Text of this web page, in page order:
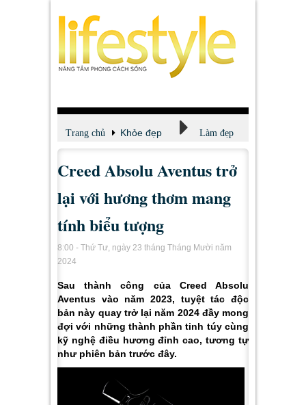
Trang chủ Khỏe đẹp Làm đẹp
Creed Absolu Aventus trở
lại với hương thơm mang
tính biểu tượng
8:00 - Thứ Tư, ngày 23 tháng Tháng Mười năm
2024
Sau thành công của Creed Absolu
Aventus vào năm 2023, tuyệt tác độc
bản này quay trở lại năm 2024 đầy mong
đợi với những thành phần tinh túy cùng
kỹ nghệ điều hương đỉnh cao, tương tự
như phiên bản trước đây.